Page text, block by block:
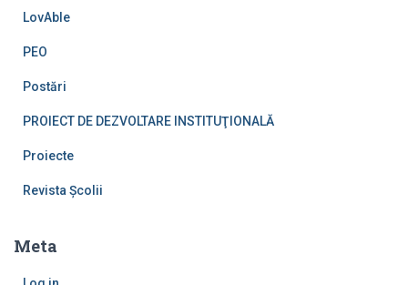
LovAble
PEO
Postări
PROIECT DE DEZVOLTARE INSTITUŢIONALĂ
Proiecte
Revista Școlii
Meta